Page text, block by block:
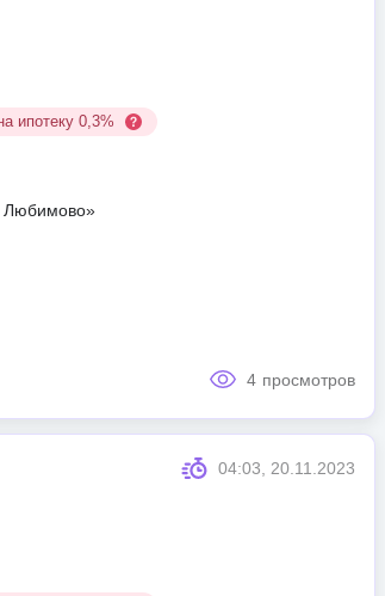
ипотеку 0,3%
Любимово»
4 просмотров
04:03, 20.11.2023